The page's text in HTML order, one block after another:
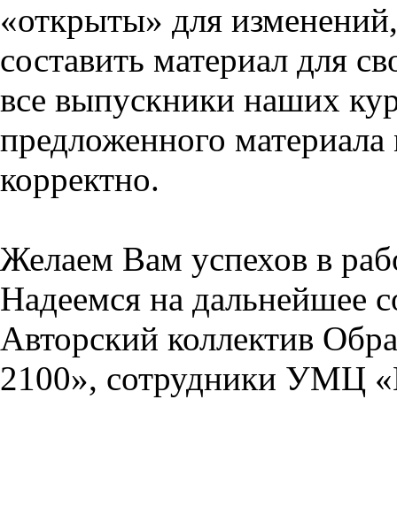
«открыты» для
составить материал для
все выпускники наших
предложенного
корректно.
Желаем Вам успехов в
Надеемся на дальнейшее
Авторский коллектив
2100», сотрудники УМЦ